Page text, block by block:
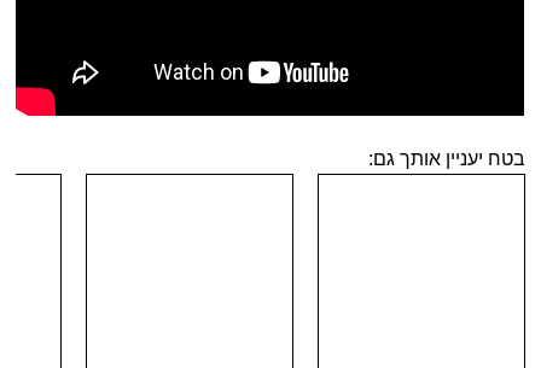
בטח יעניין אותך גם: